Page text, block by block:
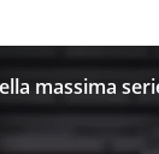
massima